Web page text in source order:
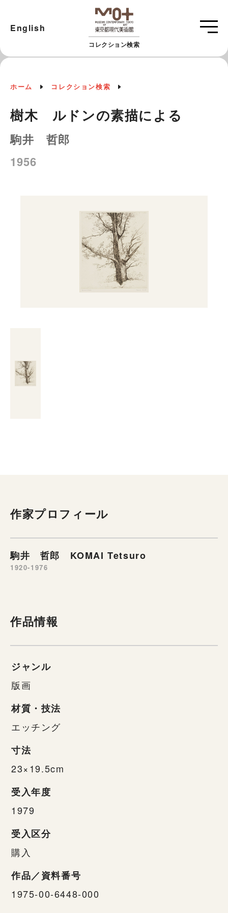
コレクション検索
English
ホーム コレクション検索
樹木 ルドンの素描による
駒井 哲郎
1956
作家プロフィール
駒井 哲郎 KOMAI Tetsuro
1920-1976
作品情報
ジャンル
版画
材質・技法
エッチング
寸法
23×19.5cm
受入年度
1979
受入区分
購入
作品／資料番号
1975-00-6448-000